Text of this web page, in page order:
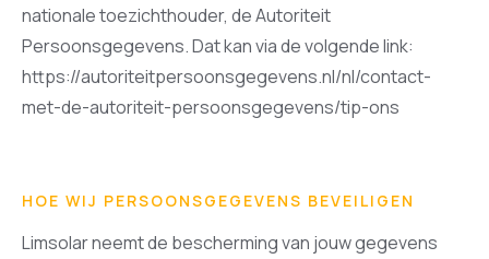
nationale toezichthouder, de Autoriteit
Persoonsgegevens. Dat kan via de volgende link:
https://autoriteitpersoonsgegevens.nl/nl/contact-
met-de-autoriteit-persoonsgegevens/tip-ons
HOE WIJ PERSOONSGEGEVENS BEVEILIGEN
Limsolar neemt de bescherming van jouw gegevens